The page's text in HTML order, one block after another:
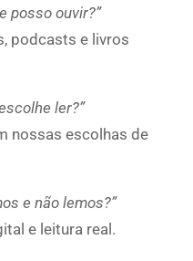
posso ouvir?”
podcasts e livros
ler?”
nossas escolhas de
e não lemos?”
e leitura real.